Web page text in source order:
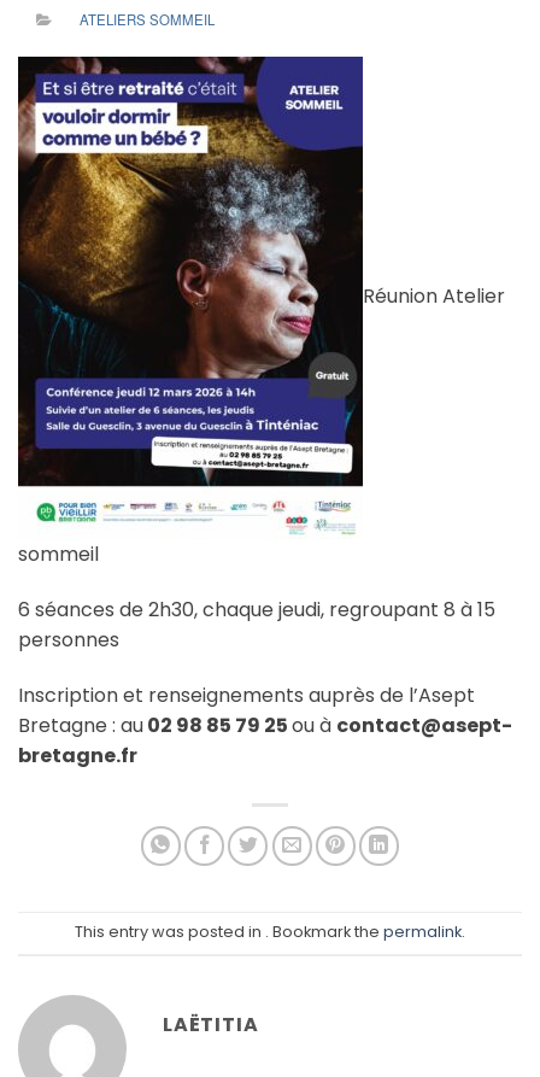
ATELIERS SOMMEIL
Réunion Atelier
sommeil
6 séances de 2h30, chaque jeudi, regroupant 8 à 15
personnes
Inscription et renseignements auprès de l’Asept
Bretagne : au02 98 85 79 25ou à contact@asept-
bretagne.fr
This entry was posted in . Bookmark the permalink.
LAËTITIA